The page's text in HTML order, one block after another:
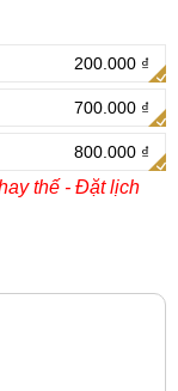
200.000 ₫
700.000 ₫
800.000 ₫
thế - Đặt lịch